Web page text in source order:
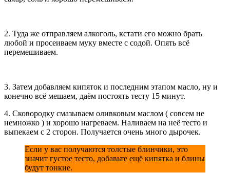
2. Туда же отправляем алкоголь, кстати его можно брать
любой и просеиваем муку вместе с содой. Опять всё
перемешиваем.
3. Затем добавляем кипяток и последним этапом масло, ну и
конечно всё мешаем, даём постоять тесту 15 минут.
4. Сковородку смазываем оливковым маслом ( совсем не
немножко ) и хорошо нагреваем. Наливаем на неё тесто и
выпекаем с 2 сторон. Получается очень много дырочек.
Если у вас получаются толстые блинчики, это
значит густое тесто, добавьте ещё кипятка и блины
будут тонкие.